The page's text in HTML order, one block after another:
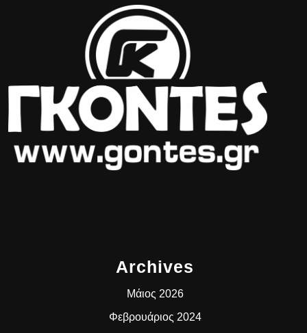
Archives
Μάιος 2026
Φεβρουάριος 2024